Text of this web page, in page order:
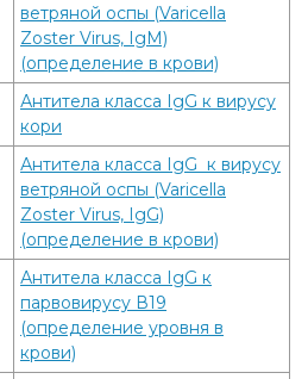
ветряной оспы (Varicella
Zoster Virus, IgM)
(определение в крови)
Антитела класса IgG к вирусу
кори
Антитела класса IgG к вирусу
ветряной оспы (Varicella
Zoster Virus, IgG)
(определение в крови)
Антитела класса IgG к
парвовирусу В19
(определение уровня в
крови)